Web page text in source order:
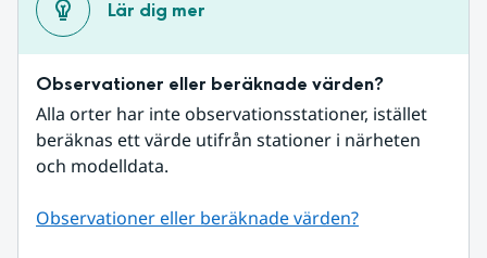
Lär dig mer
Observationer eller beräknade värden?
Alla orter har inte observationsstationer, istället
beräknas ett värde utifrån stationer i närheten
och modelldata.
Observationer eller beräknade värden?